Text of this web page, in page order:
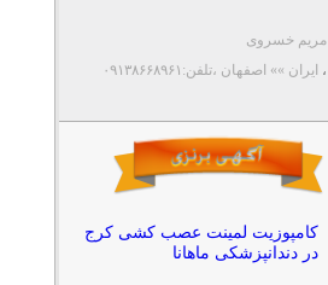
تعمیر برد پکیج دیواری
مریم خسروی
، ایران »» اصفهان ،تلفن:۰۹۱۳۸۶۶۸۹۶۱
کامپوزیت لمینت عصب کشی کرج
در دندانپزشکی ماهانا